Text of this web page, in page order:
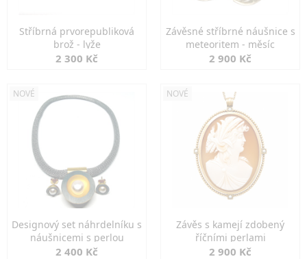
Stříbrná prvorepubliková
brož - lyže
2 300 Kč
Závěsné stříbrné náušnice s
meteoritem - měsíc
2 900 Kč
NOVÉ
Designový set náhrdelníku s
náušnicemi s perlou
2 400 Kč
NOVÉ
Závěs s kamejí zdobený
říčními perlami
2 900 Kč